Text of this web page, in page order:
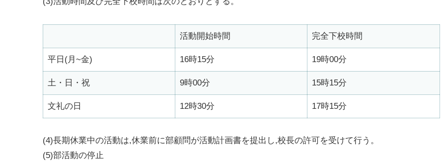
活動開始時間 完全下校時間
平日(月~金) 16時15分 19時00分
土・日・祝 9時00分 15時15分
文礼の日 12時30分 17時15分
(4)長期休業中の活動は,休業前に部顧問が活動計画書を提出し,校長の許可を受けて行う。
(5)部活動の停止